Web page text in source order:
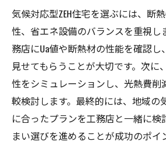
気候対応型ZEH住宅を選ぶには、断
性、省エネ設備のバランスを重視し
務店にUa値や断熱材の性能を確認し
見せてもらうことが大切です。次に
性をシミュレーションし、光熱費削
較検討します。最終的には、地域の
に合ったプランを工務店と一緒に
まい選びを進めることが成功のポイ